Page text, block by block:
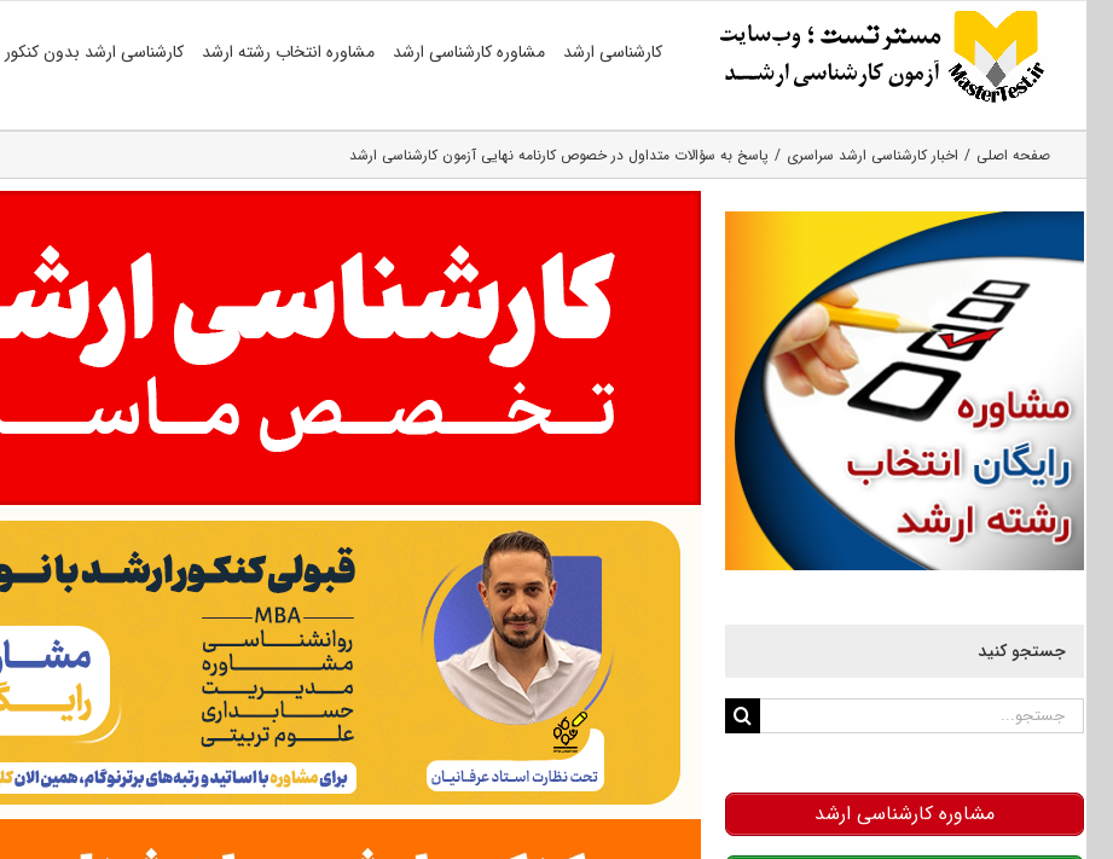
کارشناسی ارشد مشاوره کارشناسی ارشد مشاوره انتخاب رشته ارشد کارشناسی ارشد بدون کنکور
صفحه اصلی اخبار کارشناسی ارشد سراسری پاسخ به سؤالات متداول در خصوص کارنامه نهایی آزمون کارشناسی ارشد
جستجو کنید
جستجو
مشاوره کارشناسی ارشد